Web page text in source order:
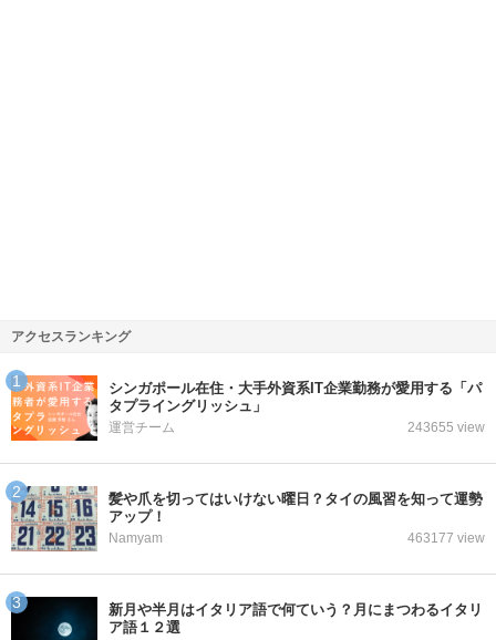
アクセスランキング
シンガポール在住・大手外資系IT企業勤務が愛用する「パ
タプライングリッシュ」
運営チーム 243655 view
髪や爪を切ってはいけない曜日？タイの風習を知って運勢
アップ！
Namyam 463177 view
新月や半月はイタリア語で何ていう？月にまつわるイタリ
ア語１２選